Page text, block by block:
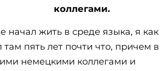
коллегами.
начал жить в среде языка, я как
пять лет почти что, причем в
немецкими коллегами и